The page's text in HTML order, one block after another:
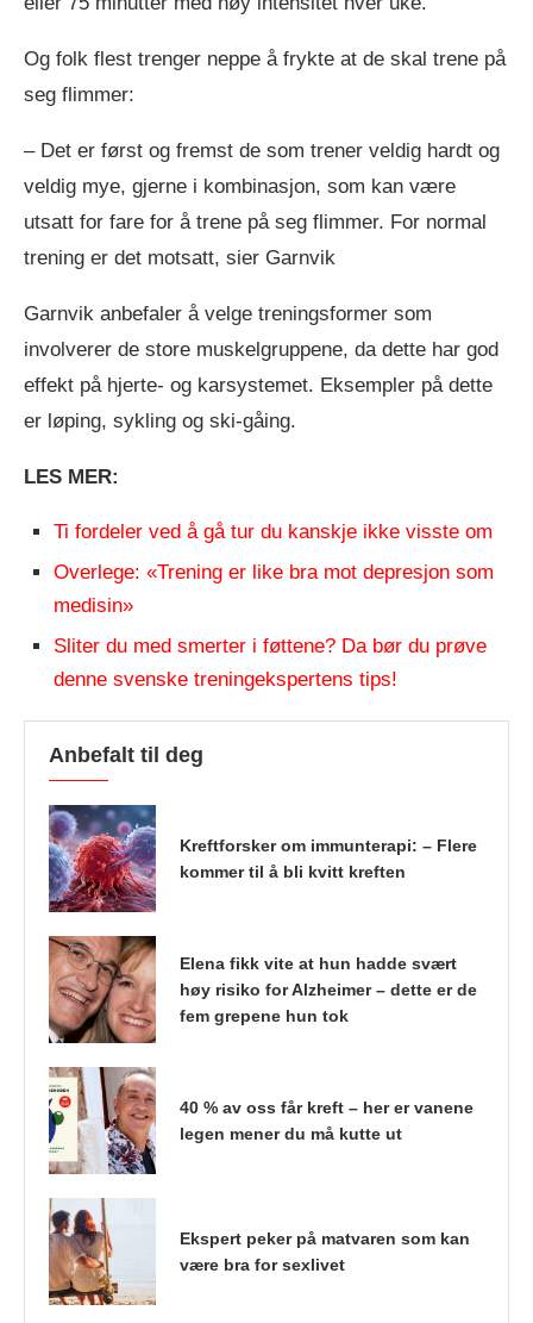
Og folk flest trenger neppe å frykte at de skal trene på
seg flimmer:
– Det er først og fremst de som trener veldig hardt og
veldig mye, gjerne i kombinasjon, som kan være
utsatt for fare for å trene på seg flimmer. For normal
trening er det motsatt, sier Garnvik
Garnvik anbefaler å velge treningsformer som
involverer de store muskelgruppene, da dette har god
effekt på hjerte- og karsystemet. Eksempler på dette
er løping, sykling og ski-gåing.
LES MER:
Ti fordeler ved å gå tur du kanskje ikke visste om
Overlege: «Trening er like bra mot depresjon som
medisin»
Sliter du med smerter i føttene? Da bør du prøve
denne svenske treningekspertens tips!
Anbefalt til deg
Kreftforsker om immunterapi: – Flere
kommer til å bli kvitt kreften
Elena fikk vite at hun hadde svært
høy risiko for Alzheimer – dette er de
fem grepene hun tok
40 % av oss får kreft – her er vanene
legen mener du må kutte ut
Ekspert peker på matvaren som kan
være bra for sexlivet